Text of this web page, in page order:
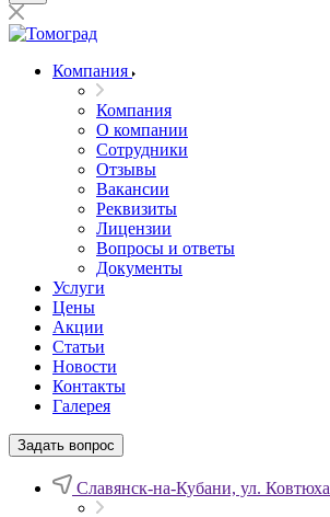
Компания
Компания
О компании
Сотрудники
Отзывы
Вакансии
Реквизиты
Лицензии
Вопросы и ответы
Документы
Услуги
Цены
Акции
Статьи
Новости
Контакты
Галерея
Задать вопрос
Славянск-на-Кубани, ул. Ковтюха